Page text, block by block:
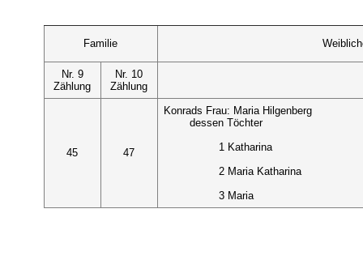
Familie
Nr. 9
Zählung
Nr. 10
Zählung
45 47
Konrads Frau: Maria Hilgenberg
dessen Töchter
1 Katharina
2 Maria Katharina
3 Maria